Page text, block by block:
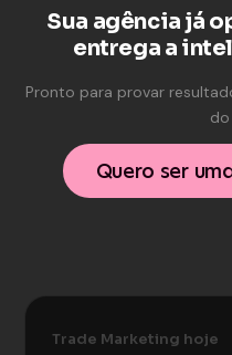
Sua agência já
entrega a
Pronto para provar
Quero ser
Trade Marketing hoje